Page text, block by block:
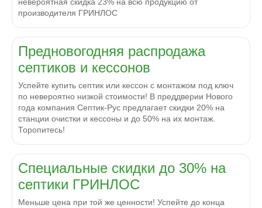
производителя ГРИНЛОС
Предновогодняя распродажа
септиков и кессонов
Успейте купить септик или кессон с монтажом под ключ
по невероятно низкой стоимости! В преддверии Нового
года компания Септик-Рус предлагает скидки 20% на
станции очистки и кессоны и до 50% на их монтаж.
Торопитесь!
Специальные скидки до 30% на
септики ГРИНЛОС
Меньше цена при той же ценности! Успейте до конца